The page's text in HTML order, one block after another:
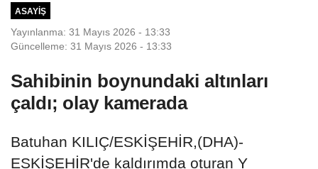
ASAYIŞ
Yayınlanma: 31 Mayıs 2026 - 13:33
Güncelleme: 31 Mayıs 2026 - 13:33
Sahibinin boynundaki altınları
çaldı; olay kamerada
Batuhan KILIÇ/ESKİŞEHİR,(DHA)-
ESKİŞEHİR'de kaldırımda oturan Y